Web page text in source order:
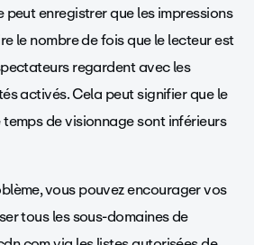
peut enregistrer que les impressions
le nombre de fois que le lecteur est
regardent avec les
activés. Cela peut signifier que le
de visionnage sont inférieurs
vous pouvez encourager vos
tous les sous-domaines de